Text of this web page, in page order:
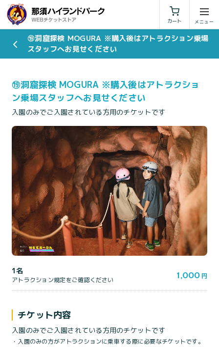
カート
利用規約 特定商取引法に基づく表示
⑲洞窟探検 MOGURA ※購入後はアトラクション乗場
スタッフへお見せください
⑲洞窟探検 MOGURA ※購入後はアトラクショ
ン乗場スタッフへお見せください
入園のみでご入園されている方用のチケットです
1名
アトラクション規定をご確認ください 1,000 円
チケット内容
入園のみでご入園されている方用のチケットです
・入園のみの方がアトラクションに乗車する際に必要なチケットです。